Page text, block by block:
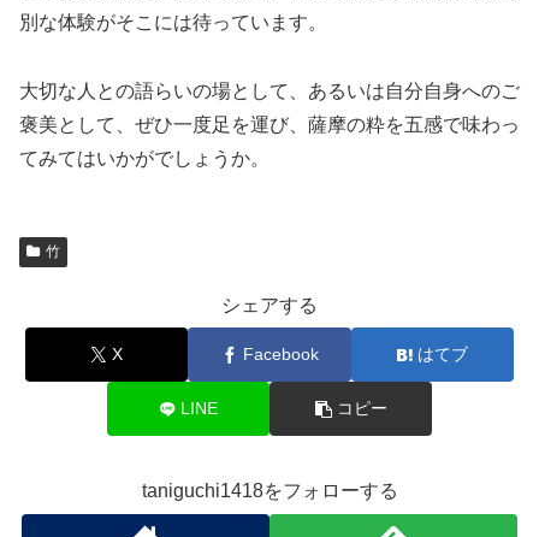
別な体験がそこには待っています。
大切な人との語らいの場として、あるいは自分自身へのご
褒美として、ぜひ一度足を運び、薩摩の粋を五感で味わっ
てみてはいかがでしょうか。
竹
シェアする
X Facebook はてブ
LINE コピー
taniguchi1418をフォローする